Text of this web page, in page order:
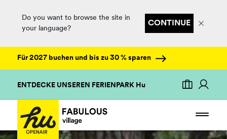
Do you want to browse the site in
your language?
CONTINUE
Für 2027 buchen und bis zu 30 % sparen
ENTDECKE UNSEREN FERIENPARK Hu